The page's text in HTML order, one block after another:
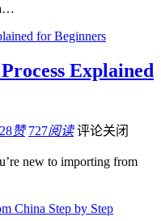
Explained
赞 727阅读 评论关闭
new to importing from